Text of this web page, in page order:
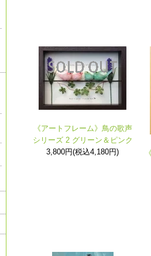
《アートフレーム》鳥の歌声
シリーズ 2 グリーン＆ピンク
3,800円(税込4,180円)